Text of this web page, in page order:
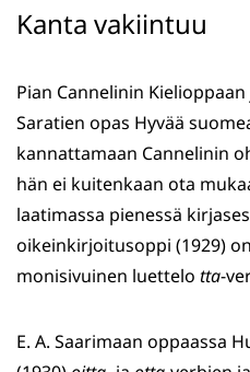
Kanta vakiintuu
Pian Cannelinin
Saratien opas Hyvää
kannattamaan Cannelinin
hän ei kuitenkaan ota
laatimassa pienessä
oikeinkirjoitusoppi (1929)
monisivuinen luettelo tta-
E. A. Saarimaan oppaassa